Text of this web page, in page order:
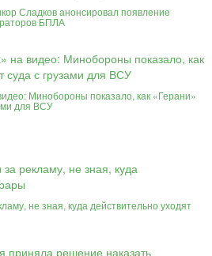
Сладков анонсировал появление
БПЛА
Минобороны показало, как «Герани»
для ВСУ
не зная, куда действительно уходят